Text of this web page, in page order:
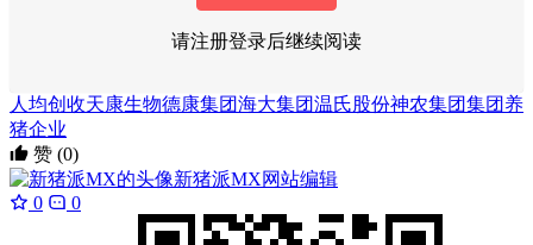
请注册登录后继续阅读
人均创收天康生物德康集团海大集团温氏股份神农集团集团养
猪企业
赞 (0)
新猪派MX网站编辑
0
0